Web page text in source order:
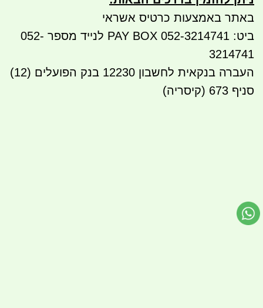
באתר באמצעות כרטיס אשראי
ביט: 052-3214741 PAY BOX לנייד מספר 052-
3214741
העברה בנקאית לחשבון 12230 בנק הפועלים (12)
סניף 673 (קיסריה)